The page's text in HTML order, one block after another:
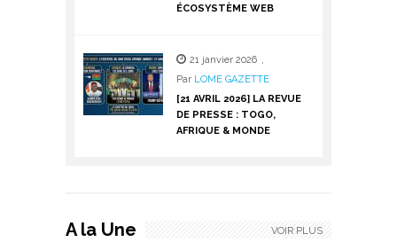
ÉCOSYSTÈME WEB
21 janvier 2026 ,
Par LOME GAZETTE
[21 AVRIL 2026] LA REVUE
DE PRESSE : TOGO,
AFRIQUE & MONDE
A la Une VOIR PLUS